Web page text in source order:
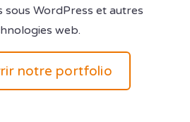
sous WordPress et autres
web.
notre portfolio